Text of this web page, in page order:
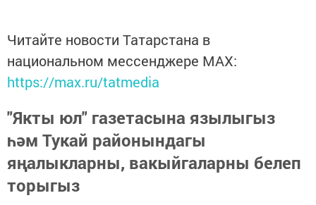
Читайте новости Татарстана в
национальном мессенджере MАХ:
https://max.ru/tatmedia
"Якты юл" газетасына язылыгыз
һәм Тукай районындагы
яңалыкларны, вакыйгаларны белеп
торыгыз